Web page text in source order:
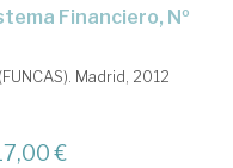
Madrid, 2012
€